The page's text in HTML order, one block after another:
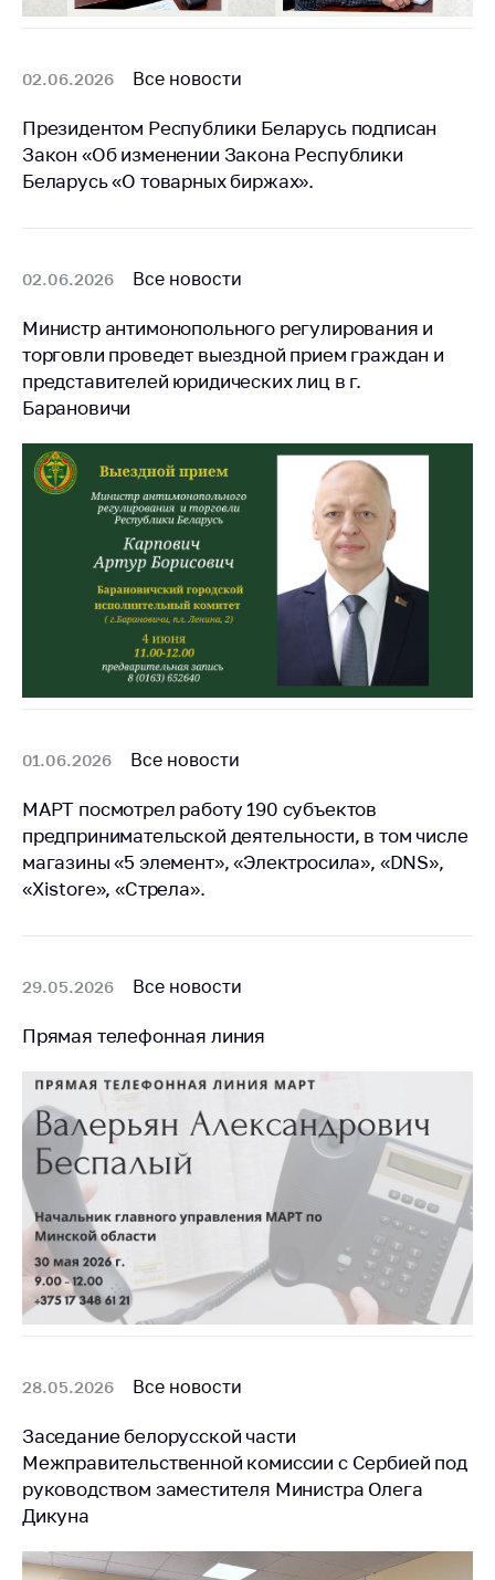
02.06.2026 Все новости
Президентом Республики Беларусь подписан
Закон «Об изменении Закона Республики
Беларусь «О товарных биржах».
02.06.2026 Все новости
Министр антимонопольного регулирования и
торговли проведет выездной прием граждан и
представителей юридических лиц в г.
Барановичи
01.06.2026 Все новости
МАРТ посмотрел работу 190 субъектов
предпринимательской деятельности, в том числе
магазины «5 элемент», «Электросила», «DNS»,
«Xistore», «Стрела».
29.05.2026 Все новости
Прямая телефонная линия
28.05.2026 Все новости
Заседание белорусской части
Межправительственной комиссии с Сербией под
руководством заместителя Министра Олега
Дикуна